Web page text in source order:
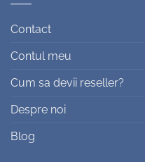
Contact
Contul meu
Cum sa devii reseller?
Despre noi
Blog